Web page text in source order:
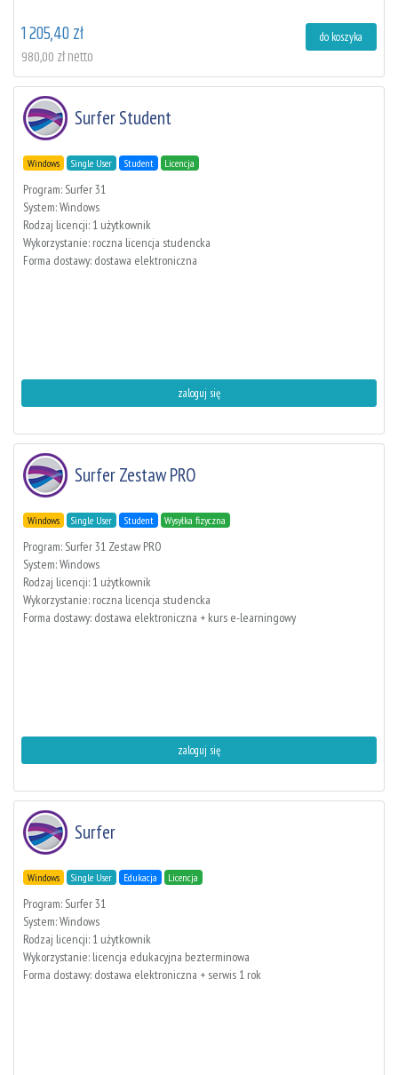
1 205,40 zł
980,00 zł netto
do koszyka
Surfer Student
Windows Single User Student Licencja
Program: Surfer 31
System: Windows
Rodzaj licencji: 1 użytkownik
Wykorzystanie: roczna licencja studencka
Forma dostawy: dostawa elektroniczna
zaloguj się
Surfer Zestaw PRO
Windows Single User Student Wysyłka fizyczna
Program: Surfer 31 Zestaw PRO
System: Windows
Rodzaj licencji: 1 użytkownik
Wykorzystanie: roczna licencja studencka
Forma dostawy: dostawa elektroniczna + kurs e-learningowy
zaloguj się
Surfer
Windows Single User Edukacja Licencja
Program: Surfer 31
System: Windows
Rodzaj licencji: 1 użytkownik
Wykorzystanie: licencja edukacyjna bezterminowa
Forma dostawy: dostawa elektroniczna + serwis 1 rok